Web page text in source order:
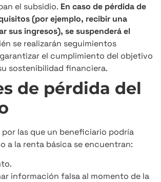
el subsidio. En caso de pérdida de
(por ejemplo, recibir una
sus ingresos), se suspenderá el
se realizarán seguimientos
el cumplimiento del objetivo
sostenibilidad financiera.
de pérdida del
por las que un beneficiario podría
a la renta básica se encuentran:
información falsa al momento de la